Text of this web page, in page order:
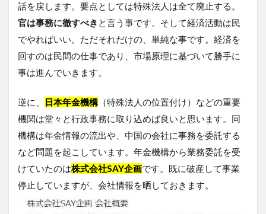
話を戻します。要点としては特殊法人は全て廃止する。
官は事務に徹すべき と言う事です。そして経済活動は民
でやればいい。ただそれだけの、単純な事です。経済を
回すのは民間の仕事であり、市場原理に基づいて勝手に
事は進んでいきます。
逆に、 日本年金機構（特殊法人の位置付け）などの重要
機関は堂々と行政事務に取り込めば良いと思います。同
機構は年金情報の流出や、中国の会社に事務を委託する
など問題を起こしています。年金機構から業務委託を受
けていたのは株式会社SAY企画です。既に破産して事業
停止していますが、会社情報を晒しておきます。